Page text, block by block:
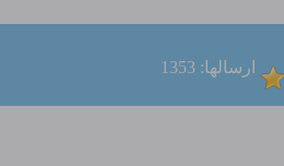
ارسالها: 1353